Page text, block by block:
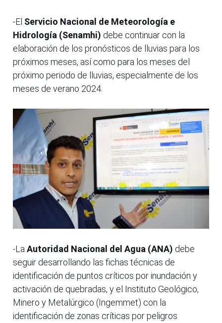
-El Servicio Nacional de Meteorología e
Hidrología (Senamhi) debe continuar con la
elaboración de los pronósticos de lluvias para los
próximos meses, así como para los meses del
próximo periodo de lluvias, especialmente de los
meses de verano 2024.
-La Autoridad Nacional del Agua (ANA) debe
seguir desarrollando las fichas técnicas de
identificación de puntos críticos por inundación y
activación de quebradas, y el Instituto Geológico,
Minero y Metalúrgico (Ingemmet) con la
identificación de zonas críticas por peligros